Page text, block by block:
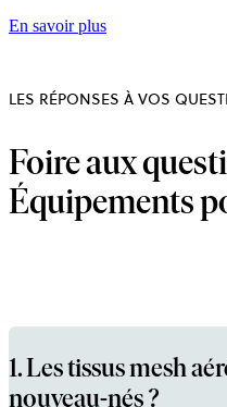
En savoir plus
LES RÉPONSES À VOS
Foire aux
Équipements
1. Les tissus mesh
nouveau-nés ?